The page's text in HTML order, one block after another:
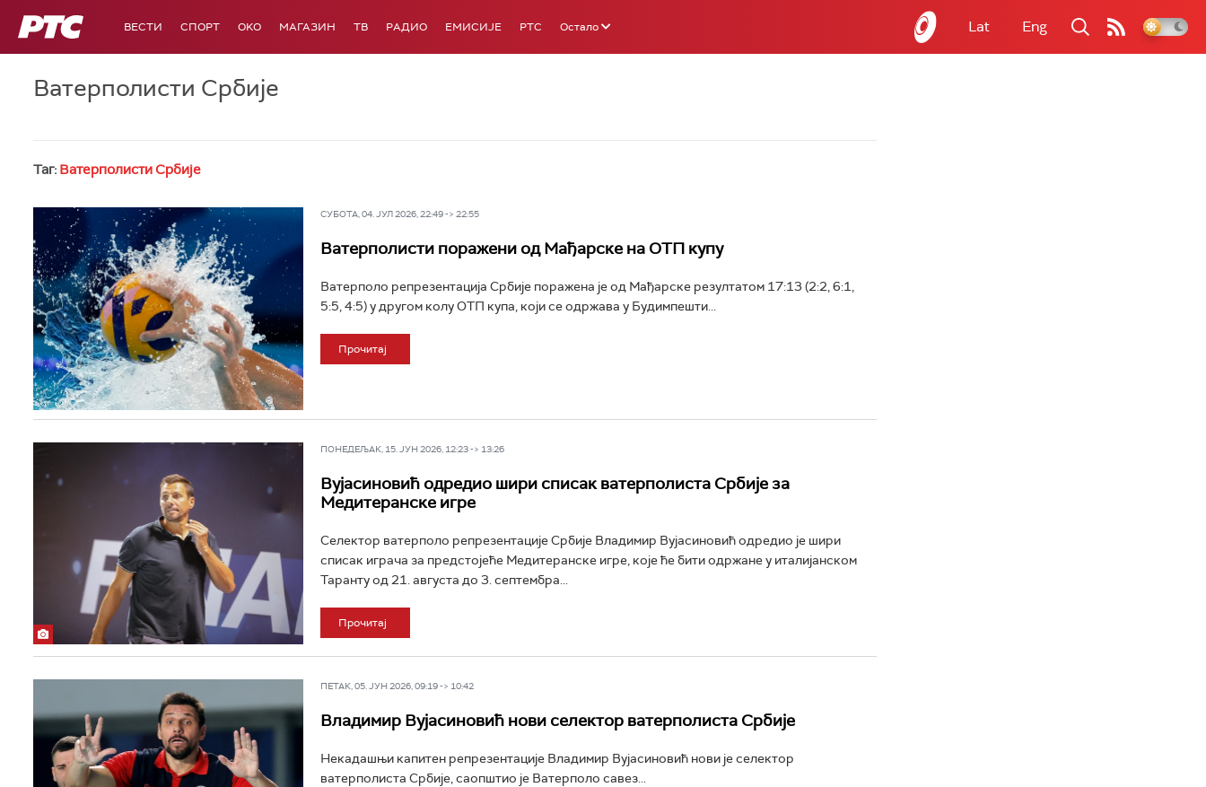
РТС ВЕСТИ СПОРТ OKO МАГАЗИН ТВ РАДИО ЕМИСИЈЕ РТС Остало Lat Eng
Ватерполисти Србије
Таг: Ватерполисти Србије
СУБОТА, 04. ЈУЛ 2026, 22:49 -> 22:55
Ватерполисти поражени од Мађарске на ОТП купу
Ватерполо репрезентација Србије поражена је од Мађарске резултатом 17:13 (2:2, 6:1,
5:5, 4:5) у другом колу ОТП купа, који се одржава у Будимпешти...
Прочитај
ПОНЕДЕЉАК, 15. ЈУН 2026, 12:23 -> 13:26
Вујасиновић одредио шири списак ватерполиста Србије за
Медитеранске игре
Селектор ватерполо репрезентације Србије Владимир Вујасиновић одредио је шири
списак играча за предстојеће Медитеранске игре, које ће бити одржане у италијанском
Таранту од 21. августа до 3. септембра...
Прочитај
ПЕТАК, 05. ЈУН 2026, 09:19 -> 10:42
Владимир Вујасиновић нови селектор ватерполиста Србије
Некадашњи капитен репрезентације Владимир Вујасиновић нови је селектор
ватерполиста Србије, саопштио је Ватерполо савез...